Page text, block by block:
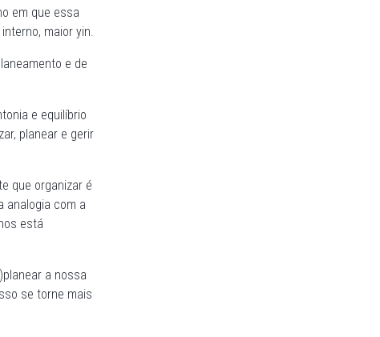
em que essa
maior yin.
e de
e equilíbrio
planear e gerir
que organizar é
analogia com a
está
a nossa
se torne mais